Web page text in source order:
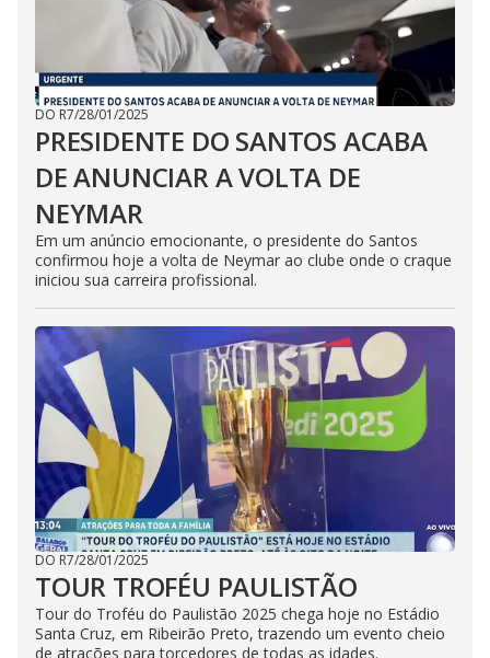
DO R7/28/01/2025
PRESIDENTE DO SANTOS ACABA
DE ANUNCIAR A VOLTA DE
NEYMAR
Em um anúncio emocionante, o presidente do Santos
confirmou hoje a volta de Neymar ao clube onde o craque
iniciou sua carreira profissional.
DO R7/28/01/2025
TOUR TROFÉU PAULISTÃO
Tour do Troféu do Paulistão 2025 chega hoje no Estádio
Santa Cruz, em Ribeirão Preto, trazendo um evento cheio
de atrações para torcedores de todas as idades.